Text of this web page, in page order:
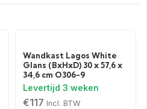
Wandkast Lagos White
Glans (BxHxD) 30 x 57,6 x
34,6 cm O306-9
€117 Incl. BTW